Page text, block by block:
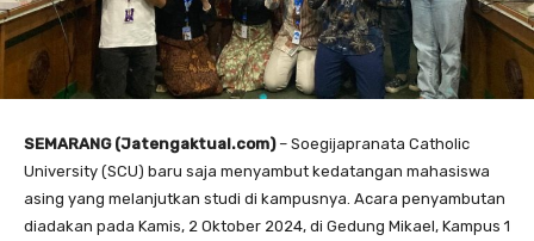
SEMARANG (Jatengaktual.com) – Soegijapranata Catholic
University (SCU) baru saja menyambut kedatangan mahasiswa
asing yang melanjutkan studi di kampusnya. Acara penyambutan
diadakan pada Kamis, 2 Oktober 2024, di Gedung Mikael, Kampus 1